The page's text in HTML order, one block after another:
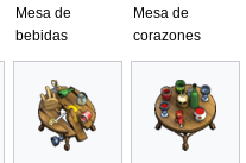
Mesa de
bebidas
Mesa de
corazones